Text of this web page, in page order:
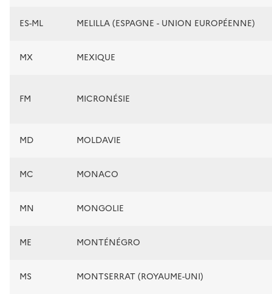
ES-ML MELILLA (ESPAGNE - UNION EUROPÉENNE)
MX MEXIQUE
FM MICRONÉSIE
MD MOLDAVIE
MC MONACO
MN MONGOLIE
ME MONTÉNÉGRO
MS MONTSERRAT (ROYAUME-UNI)